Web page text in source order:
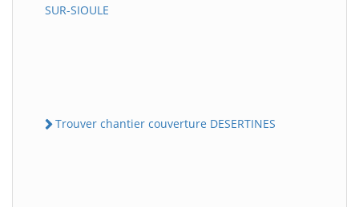
SUR-SIOULE
Trouver chantier couverture DESERTINES